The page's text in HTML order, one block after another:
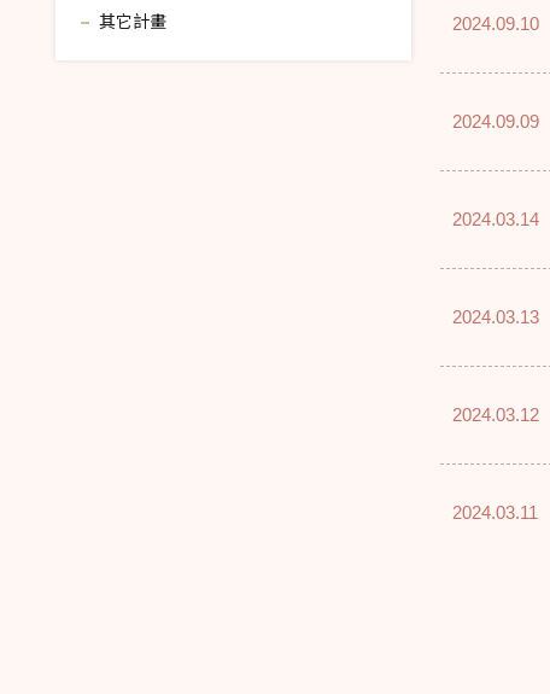
其它計畫
2024.09.10
2024.09.09
2024.03.14
2024.03.13
2024.03.12
2024.03.11